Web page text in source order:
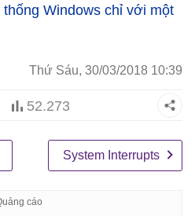
Windows chỉ với một
Thứ Sáu, 30/03/2018 10:39
52.273
System Interrupts